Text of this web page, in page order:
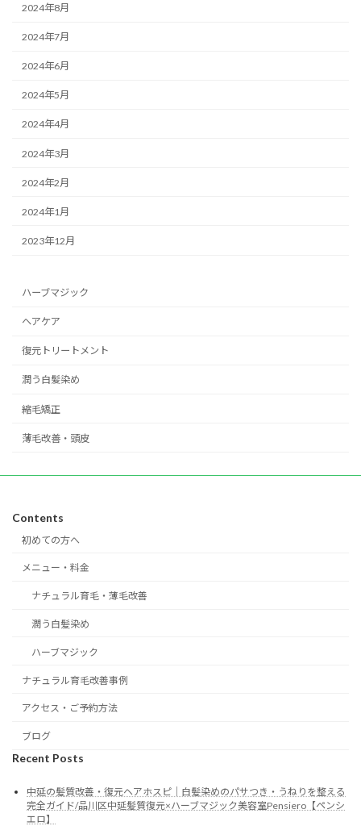
2024年8月
2024年7月
2024年6月
2024年5月
2024年4月
2024年3月
2024年2月
2024年1月
2023年12月
ハーブマジック
ヘアケア
復元トリートメント
潤う白髪染め
縮毛矯正
薄毛改善・頭皮
Contents
初めての方へ
メニュー・料金
ナチュラル育毛・薄毛改善
潤う白髪染め
ハーブマジック
ナチュラル育毛改善事例
アクセス・ご予約方法
ブログ
Recent Posts
中延の髪質改善・復元ヘアホスピ｜白髪染めのパサつき・うねりを整える
完全ガイド/品川区中延髪質復元×ハーブマジック美容室Pensiero【ペンシ
エロ】